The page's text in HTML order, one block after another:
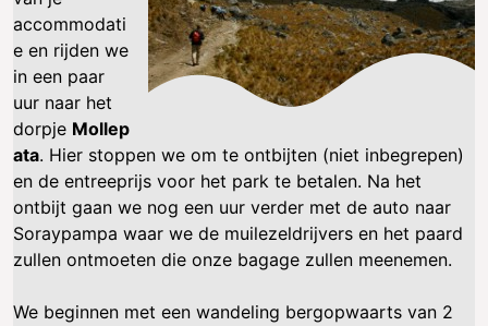
accommodati
e en rijden we
in een paar
uur naar het
dorpje Mollep
ata. Hier stoppen we om te ontbijten (niet inbegrepen)
en de entreeprijs voor het park te betalen. Na het
ontbijt gaan we nog een uur verder met de auto naar
Soraypampa waar we de muilezeldrijvers en het paard
zullen ontmoeten die onze bagage zullen meenemen.
We beginnen met een wandeling bergopwaarts van 2